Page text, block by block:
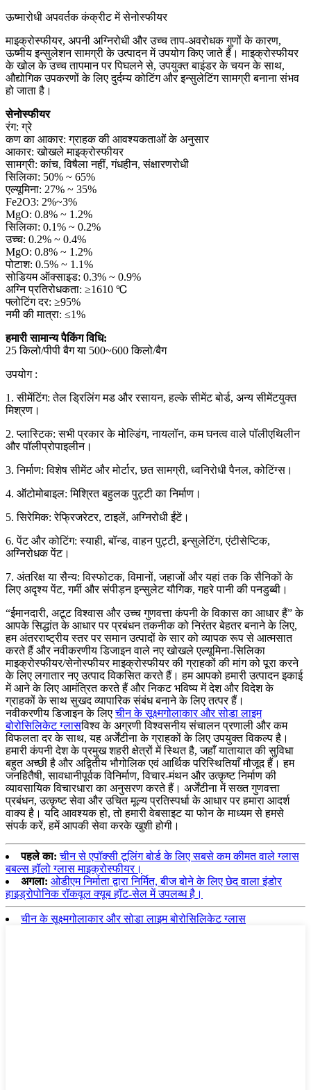
ऊष्मारोधी अपवर्तक कंक्रीट में सेनोस्फीयर
माइक्रोस्फीयर, अपनी अग्निरोधी और उच्च ताप-अवरोधक गुणों के कारण,
ऊष्मीय इन्सुलेशन सामग्री के उत्पादन में उपयोग किए जाते हैं। माइक्रोस्फीयर
के खोल के उच्च तापमान पर पिघलने से, उपयुक्त बाइंडर के चयन के साथ,
औद्योगिक उपकरणों के लिए दुर्दम्य कोटिंग और इन्सुलेटिंग सामग्री बनाना संभव
हो जाता है।
सेनोस्फीयर
रंग: ग्रे
कण का आकार: ग्राहक की आवश्यकताओं के अनुसार
आकार: खोखले माइक्रोस्फीयर
सामग्री: कांच, विषैला नहीं, गंधहीन, संक्षारणरोधी
सिलिका: 50% ~ 65%
एल्यूमिना: 27% ~ 35%
Fe2O3: 2%~3%
MgO: 0.8% ~ 1.2%
सिलिका: 0.1% ~ 0.2%
उच्च: 0.2% ~ 0.4%
MgO: 0.8% ~ 1.2%
पोटाश: 0.5% ~ 1.1%
सोडियम ऑक्साइड: 0.3% ~ 0.9%
अग्नि प्रतिरोधकता: ≥1610 ℃
फ्लोटिंग दर: ≥95%
नमी की मात्रा: ≤1%
हमारी सामान्य पैकिंग विधि:
25 किलो/पीपी बैग या 500~600 किलो/बैग
उपयोग :
1. सीमेंटिंग: तेल ड्रिलिंग मड और रसायन, हल्के सीमेंट बोर्ड, अन्य सीमेंटयुक्त
मिश्रण।
2. प्लास्टिक: सभी प्रकार के मोल्डिंग, नायलॉन, कम घनत्व वाले पॉलीएथिलीन
और पॉलीप्रोपाइलीन।
3. निर्माण: विशेष सीमेंट और मोर्टार, छत सामग्री, ध्वनिरोधी पैनल, कोटिंग्स।
4. ऑटोमोबाइल: मिश्रित बहुलक पुट्टी का निर्माण।
5. सिरेमिक: रेफ्रिजरेटर, टाइलें, अग्निरोधी ईंटें।
6. पेंट और कोटिंग: स्याही, बॉन्ड, वाहन पुट्टी, इन्सुलेटिंग, एंटीसेप्टिक,
अग्निरोधक पेंट।
7. अंतरिक्ष या सैन्य: विस्फोटक, विमानों, जहाजों और यहां तक ​​कि सैनिकों के
लिए अदृश्य पेंट, गर्मी और संपीड़न इन्सुलेट यौगिक, गहरे पानी की पनडुब्बी।
“ईमानदारी, अटूट विश्वास और उच्च गुणवत्ता कंपनी के विकास का आधार हैं” के
आपके सिद्धांत के आधार पर प्रबंधन तकनीक को निरंतर बेहतर बनाने के लिए,
हम अंतरराष्ट्रीय स्तर पर समान उत्पादों के सार को व्यापक रूप से आत्मसात
करते हैं और नवीकरणीय डिजाइन वाले नए खोखले एल्यूमिना-सिलिका
माइक्रोस्फीयर/सेनोस्फीयर माइक्रोस्फीयर की ग्राहकों की मांग को पूरा करने
के लिए लगातार नए उत्पाद विकसित करते हैं। हम आपको हमारी उत्पादन इकाई
में आने के लिए आमंत्रित करते हैं और निकट भविष्य में देश और विदेश के
ग्राहकों के साथ सुखद व्यापारिक संबंध बनाने के लिए तत्पर हैं।
नवीकरणीय डिजाइन के लिएचीन के सूक्ष्मगोलाकार और सोडा लाइम
बोरोसिलिकेट ग्लासविश्व के अग्रणी विश्वसनीय संचालन प्रणाली और कम
विफलता दर के साथ, यह अर्जेंटीना के ग्राहकों के लिए उपयुक्त विकल्प है।
हमारी कंपनी देश के प्रमुख शहरी क्षेत्रों में स्थित है, जहाँ यातायात की सुविधा
बहुत अच्छी है और अद्वितीय भौगोलिक एवं आर्थिक परिस्थितियाँ मौजूद हैं। हम
जनहितैषी, सावधानीपूर्वक विनिर्माण, विचार-मंथन और उत्कृष्ट निर्माण की
व्यावसायिक विचारधारा का अनुसरण करते हैं। अर्जेंटीना में सख्त गुणवत्ता
प्रबंधन, उत्कृष्ट सेवा और उचित मूल्य प्रतिस्पर्धा के आधार पर हमारा आदर्श
वाक्य है। यदि आवश्यक हो, तो हमारी वेबसाइट या फोन के माध्यम से हमसे
संपर्क करें, हमें आपकी सेवा करके खुशी होगी।
पहले का: चीन से एपॉक्सी टूलिंग बोर्ड के लिए सबसे कम कीमत वाले ग्लास
बबल्स हॉलो ग्लास माइक्रोस्फीयर।
अगला: ओडीएम निर्माता द्वारा निर्मित, बीज बोने के लिए छेद वाला इंडोर
हाइड्रोपोनिक रॉकवूल क्यूब हॉट-सेल में उपलब्ध है।
चीन के सूक्ष्मगोलाकार और सोडा लाइम बोरोसिलिकेट ग्लास